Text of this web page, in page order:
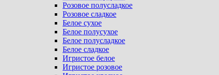
Розовое полусладкое
Розовое сладкое
Белое сухое
Белое полусухое
Белое полусладкое
Белое сладкое
Игристое белое
Игристое розовое